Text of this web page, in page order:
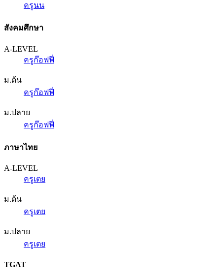
ครูนน
สังคมศึกษา
A-LEVEL
ครูก๊อฟฟี่
ม.ต้น
ครูก๊อฟฟี่
ม.ปลาย
ครูก๊อฟฟี่
ภาษาไทย
A-LEVEL
ครูเตย
ม.ต้น
ครูเตย
ม.ปลาย
ครูเตย
TGAT